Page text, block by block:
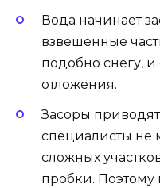
Вода начинает
взвешенные
подобно снегу,
отложения.
Засоры
специалисты не
сложных
пробки. Поэтому